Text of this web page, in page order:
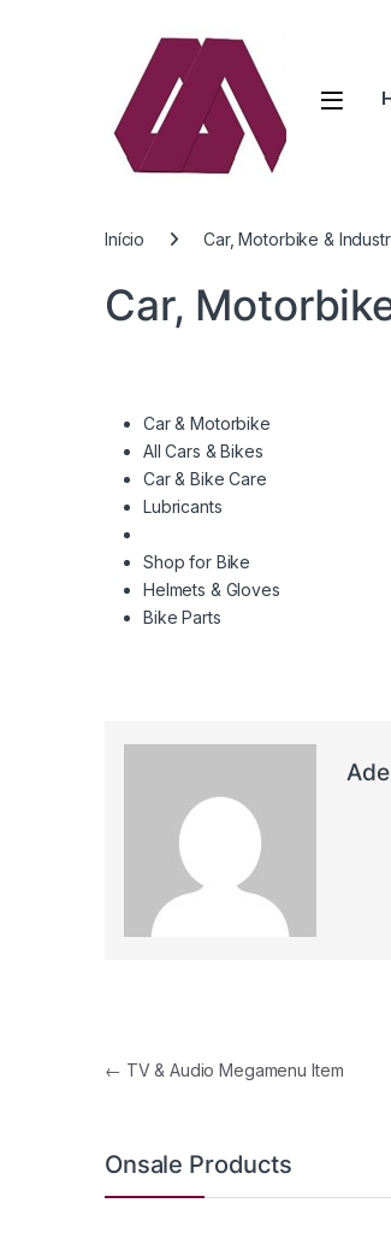
Open
Início Car, Motorbike &
Car,
Car & Motorbike
All Cars & Bikes
Car & Bike Care
Lubricants
Shop for Bike
Helmets & Gloves
Bike Parts
Navegação de
← TV & Audio Megamenu Item
Onsale Products